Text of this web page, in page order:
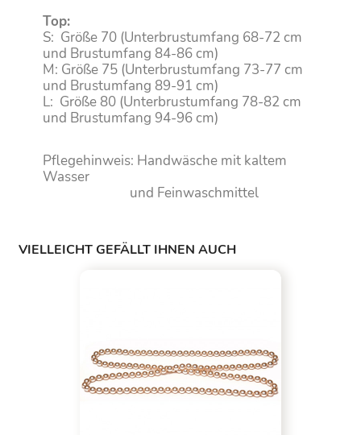
Top:
S: Größe 70 (Unterbrustumfang 68-72 cm
und Brustumfang 84-86 cm)
M: Größe 75 (Unterbrustumfang 73-77 cm
und Brustumfang 89-91 cm)
L: Größe 80 (Unterbrustumfang 78-82 cm
und Brustumfang 94-96 cm)
Pflegehinweis: Handwäsche mit kaltem
Wasser
und Feinwaschmittel
VIELLEICHT GEFÄLLT IHNEN AUCH